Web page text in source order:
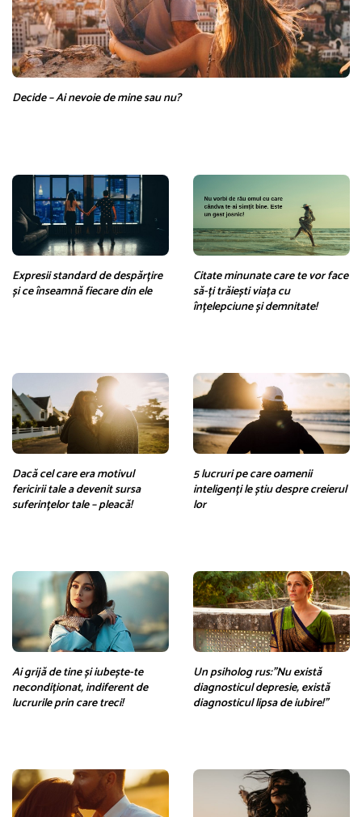
Decide – Ai nevoie de mine sau nu?
Expresii standard de despărțire
și ce înseamnă fiecare din ele
Citate minunate care te vor face
să-ți trăiești viața cu
înțelepciune și demnitate!
Dacă cel care era motivul
fericirii tale a devenit sursa
suferințelor tale – pleacă!
5 lucruri pe care oamenii
inteligenți le știu despre creierul
lor
Ai grijă de tine și iubește-te
necondiționat, indiferent de
lucrurile prin care treci!
Un psiholog rus:”Nu există
diagnosticul depresie, există
diagnosticul lipsa de iubire!”